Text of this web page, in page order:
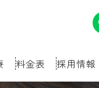
料金表 採用情報